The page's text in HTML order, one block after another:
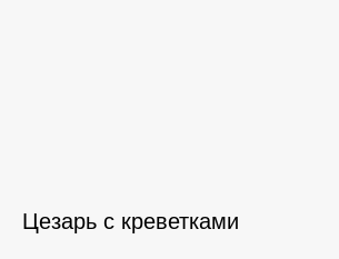
Цезарь с креветками